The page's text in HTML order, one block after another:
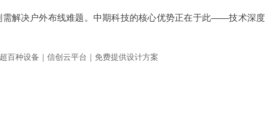
解决户外布线难题。中期科技的核心优势正在于此——技术深度